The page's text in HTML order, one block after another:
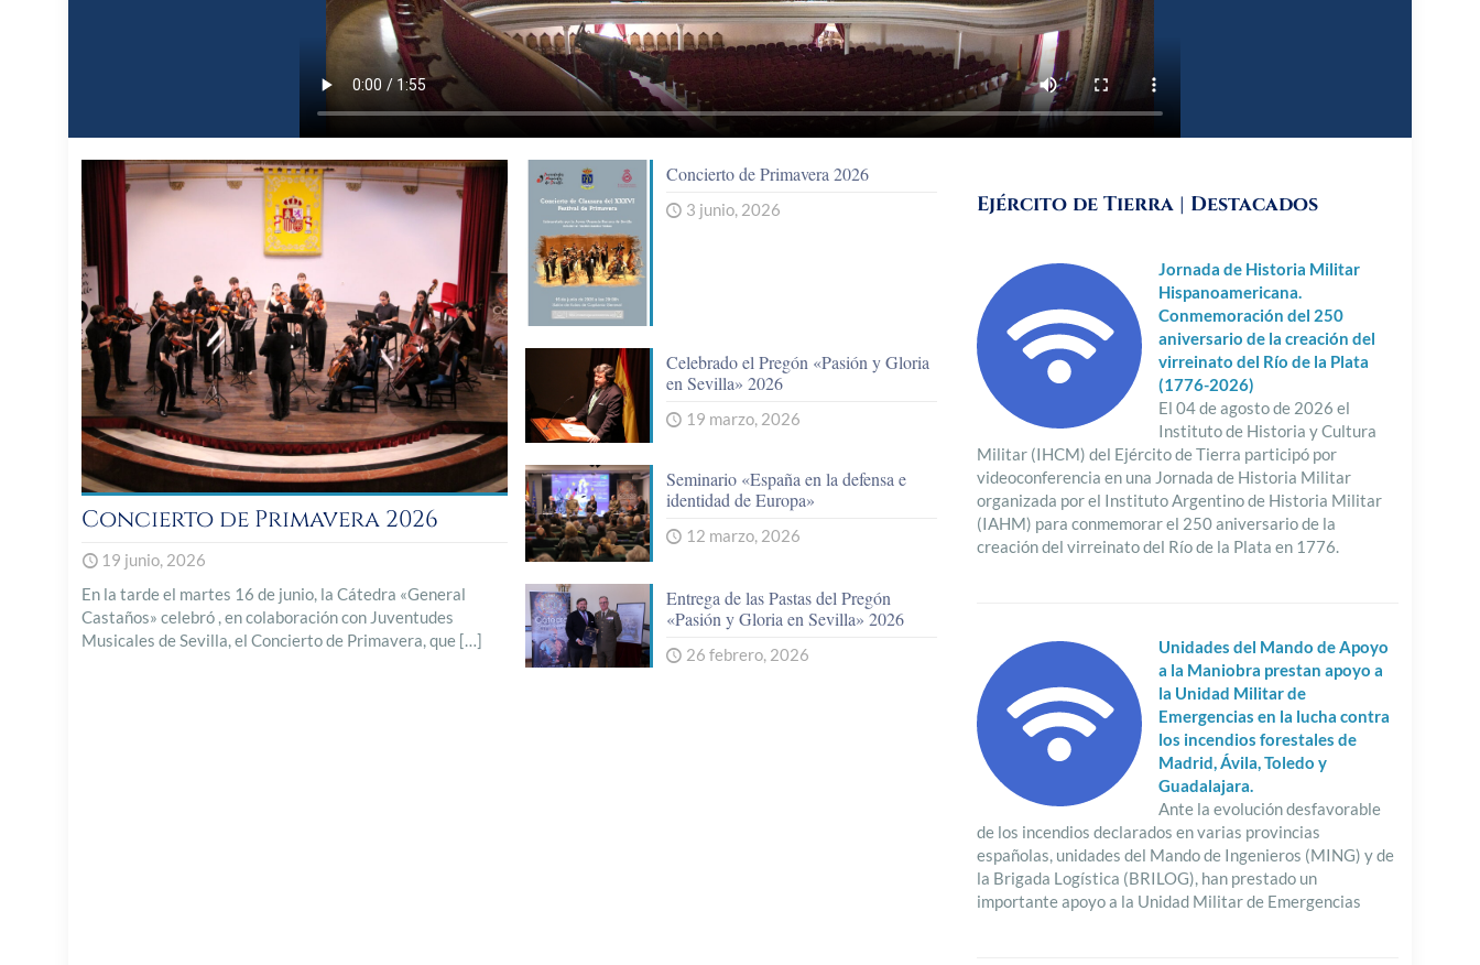
Concierto de Primavera 2026
19 junio, 2026
En la tarde el martes 16 de junio, la Cátedra «General
Castaños» celebró , en colaboración con Juventudes
Musicales de Sevilla, el Concierto de Primavera, que […]
Concierto de Primavera 2026
3 junio, 2026
Celebrado el Pregón «Pasión y Gloria
en Sevilla» 2026
19 marzo, 2026
Seminario «España en la defensa e
identidad de Europa»
12 marzo, 2026
Entrega de las Pastas del Pregón
«Pasión y Gloria en Sevilla» 2026
26 febrero, 2026
Ejército de Tierra | Destacados
Jornada de Historia Militar
Hispanoamericana.
Conmemoración del 250
aniversario de la creación del
virreinato del Río de la Plata
(1776-2026)
El 04 de agosto de 2026 el
Instituto de Historia y Cultura
Militar (IHCM) del Ejército de Tierra participó por
videoconferencia en una Jornada de Historia Militar
organizada por el Instituto Argentino de Historia Militar
(IAHM) para conmemorar el 250 aniversario de la
creación del virreinato del Río de la Plata en 1776.
Unidades del Mando de Apoyo
a la Maniobra prestan apoyo a
la Unidad Militar de
Emergencias en la lucha contra
los incendios forestales de
Madrid, Ávila, Toledo y
Guadalajara.
Ante la evolución desfavorable
de los incendios declarados en varias provincias
españolas, unidades del Mando de Ingenieros (MING) y de
la Brigada Logística (BRILOG), han prestado un
importante apoyo a la Unidad Militar de Emergencias